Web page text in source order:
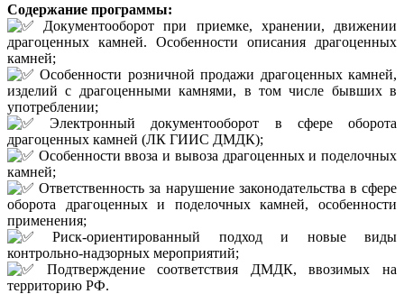
Содержание программы:
Документооборот при приемке, хранении, движении
драгоценных камней. Особенности описания драгоценных
камней;
Особенности розничной продажи драгоценных камней,
изделий с драгоценными камнями, в том числе бывших в
употреблении;
Электронный документооборот в сфере оборота
драгоценных камней (ЛК ГИИС ДМДК);
Особенности ввоза и вывоза драгоценных и поделочных
камней;
Ответственность за нарушение законодательства в сфере
оборота драгоценных и поделочных камней, особенности
применения;
Риск-ориентированный подход и новые виды
контрольно-надзорных мероприятий;
Подтверждение соответствия ДМДК, ввозимых на
территорию РФ.